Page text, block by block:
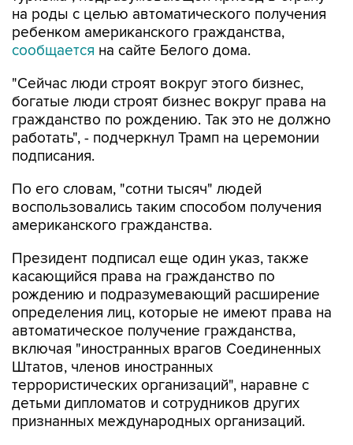
на роды с целью автоматического получения
ребенком американского гражданства,
сообщается на сайте Белого дома.
"Сейчас люди строят вокруг этого бизнес,
богатые люди строят бизнес вокруг права на
гражданство по рождению. Так это не должно
работать", - подчеркнул Трамп на церемонии
подписания.
По его словам, "сотни тысяч" людей
воспользовались таким способом получения
американского гражданства.
Президент подписал еще один указ, также
касающийся права на гражданство по
рождению и подразумевающий расширение
определения лиц, которые не имеют права на
автоматическое получение гражданства,
включая "иностранных врагов Соединенных
Штатов, членов иностранных
террористических организаций", наравне с
детьми дипломатов и сотрудников других
признанных международных организаций.